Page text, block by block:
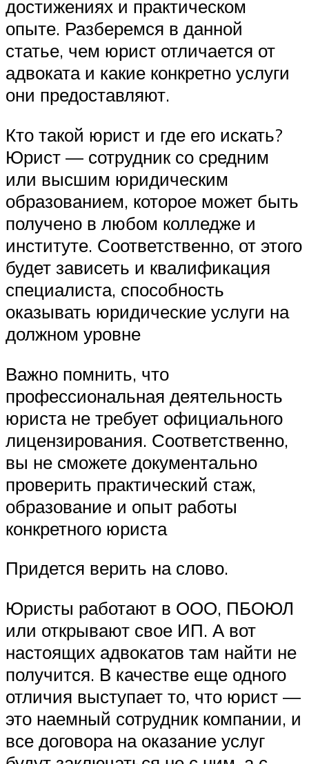
достижениях и практическом
опыте. Разберемся в данной
статье, чем юрист отличается от
адвоката и какие конкретно услуги
они предоставляют.
Кто такой юрист и где его искать?
Юрист — сотрудник со средним
или высшим юридическим
образованием, которое может быть
получено в любом колледже и
институте. Соответственно, от этого
будет зависеть и квалификация
специалиста, способность
оказывать юридические услуги на
должном уровне
Важно помнить, что
профессиональная деятельность
юриста не требует официального
лицензирования. Соответственно,
вы не сможете документально
проверить практический стаж,
образование и опыт работы
конкретного юриста
Придется верить на слово.
Юристы работают в ООО, ПБОЮЛ
или открывают свое ИП. А вот
настоящих адвокатов там найти не
получится. В качестве еще одного
отличия выступает то, что юрист —
это наемный сотрудник компании, и
все договора на оказание услуг